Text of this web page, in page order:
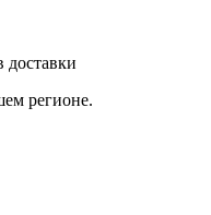
доставки
регионе.